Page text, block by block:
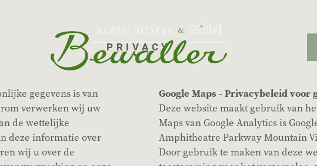
PRIVACY
gegevens is van
verwerken wij uw
de wettelijke
deze informatie over
wij u over de
Google Maps - Privacybeleid voor
Deze website maakt gebruik van
Maps van Google Analytics is
Amphitheatre Parkway Mountain
Door gebruik te maken van deze